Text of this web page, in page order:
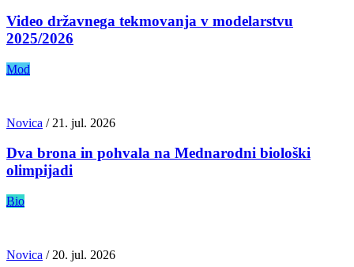
Video državnega tekmovanja v modelarstvu
2025/2026
Mod
Novica / 21. jul. 2026
Dva brona in pohvala na Mednarodni biološki
olimpijadi
Bio
Novica / 20. jul. 2026